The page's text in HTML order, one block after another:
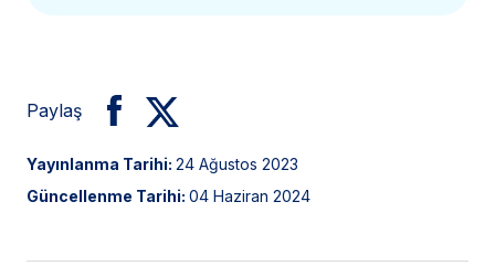
Paylaş
Yayınlanma Tarihi: 24 Ağustos 2023
Güncellenme Tarihi: 04 Haziran 2024